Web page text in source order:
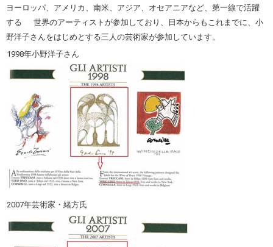
ヨーロッパ、アメリカ、南米、アジア、オセアニアなど、第一線で活躍
する 世界のアーティストが参加しており、日本からもこれまでに、小
野洋子さんをはじめとする三人の芸術家が参加しています。
1998年小野洋子さん
2007年芸術家・緒方氏